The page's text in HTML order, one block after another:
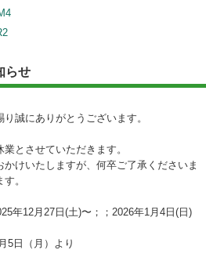
らせ
誠にありがとうございます。
とさせていただきます。
けいたしますが、何卒ご了承くださいま
。
年12月27日(土)〜；；2026年1月4日(日)
5日（月）より